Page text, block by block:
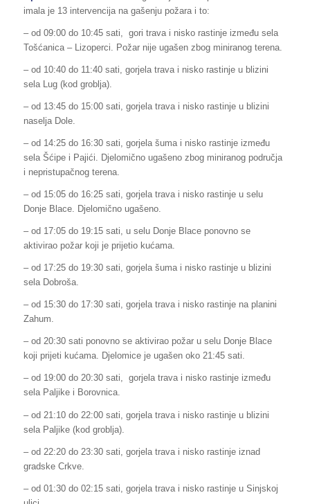
imala je 13 intervencija na gašenju požara i to:
– od 09:00 do 10:45 sati, gori trava i nisko rastinje između sela
Tošćanica – Lizoperci. Požar nije ugašen zbog miniranog terena.
– od 10:40 do 11:40 sati, gorjela trava i nisko rastinje u blizini
sela Lug (kod groblja).
– od 13:45 do 15:00 sati, gorjela trava i nisko rastinje u blizini
naselja Dole.
– od 14:25 do 16:30 sati, gorjela šuma i nisko rastinje između
sela Šćipe i Pajići. Djelomično ugašeno zbog miniranog područja
i nepristupačnog terena.
– od 15:05 do 16:25 sati, gorjela trava i nisko rastinje u selu
Donje Blace. Djelomično ugašeno.
– od 17:05 do 19:15 sati, u selu Donje Blace ponovno se
aktivirao požar koji je prijetio kućama.
– od 17:25 do 19:30 sati, gorjela šuma i nisko rastinje u blizini
sela Dobroša.
– od 15:30 do 17:30 sati, gorjela trava i nisko rastinje na planini
Zahum.
– od 20:30 sati ponovno se aktivirao požar u selu Donje Blace
koji prijeti kućama. Djelomice je ugašen oko 21:45 sati.
– od 19:00 do 20:30 sati, gorjela trava i nisko rastinje između
sela Paljike i Borovnica.
– od 21:10 do 22:00 sati, gorjela trava i nisko rastinje u blizini
sela Paljike (kod groblja).
– od 22:20 do 23:30 sati, gorjela trava i nisko rastinje iznad
gradske Crkve.
– od 01:30 do 02:15 sati, gorjela trava i nisko rastinje u Sinjskoj